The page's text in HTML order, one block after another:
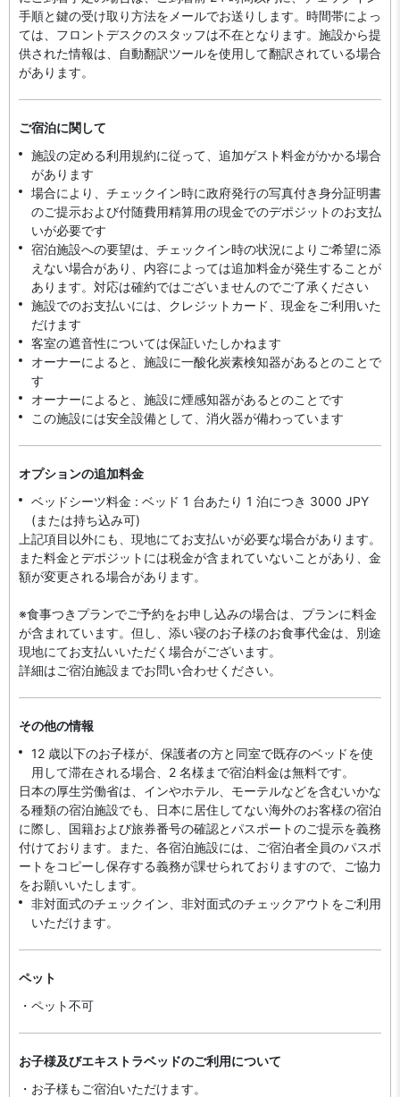
手順と鍵の受け取り方法をメールでお送りします。時間帯によっ
ては、フロントデスクのスタッフは不在となります。施設から提
供された情報は、自動翻訳ツールを使用して翻訳されている場合
があります。
ご宿泊に関して
施設の定める利用規約に従って、追加ゲスト料金がかかる場合
があります
場合により、チェックイン時に政府発行の写真付き身分証明書
のご提示および付随費用精算用の現金でのデポジットのお支払
いが必要です
宿泊施設への要望は、チェックイン時の状況によりご希望に添
えない場合があり、内容によっては追加料金が発生することが
あります。対応は確約ではございませんのでご了承ください
施設でのお支払いには、クレジットカード、現金をご利用いた
だけます
客室の遮音性については保証いたしかねます
オーナーによると、施設に一酸化炭素検知器があるとのことで
す
オーナーによると、施設に煙感知器があるとのことです
この施設には安全設備として、消火器が備わっています
オプションの追加料金
ベッドシーツ料金 : ベッド 1 台あたり 1 泊につき 3000 JPY
(または持ち込み可)
上記項目以外にも、現地にてお支払いが必要な場合があります。
また料金とデポジットには税金が含まれていないことがあり、金
額が変更される場合があります。
※食事つきプランでご予約をお申し込みの場合は、プランに料金
が含まれています。但し、添い寝のお子様のお食事代金は、別途
現地にてお支払いいただく場合がございます。
詳細はご宿泊施設までお問い合わせください。
その他の情報
12 歳以下のお子様が、保護者の方と同室で既存のベッドを使
用して滞在される場合、2 名様まで宿泊料金は無料です。
日本の厚生労働省は、インやホテル、モーテルなどを含むいかな
る種類の宿泊施設でも、日本に​居住してない海外のお客様の宿泊
に際し、国籍および旅券番号の確認とパスポートのご提示を義務
付け​ております。また、各宿泊施設には、ご宿泊者全員のパスポ
ートをコピーし保存する義務が課せられておりますの​で、ご協力
をお願いいたします。
非対面式のチェックイン、非対面式のチェックアウトをご利用
いただけます。
ペット
・ペット不可
お子様及びエキストラベッドのご利用について
・お子様もご宿泊いただけます。